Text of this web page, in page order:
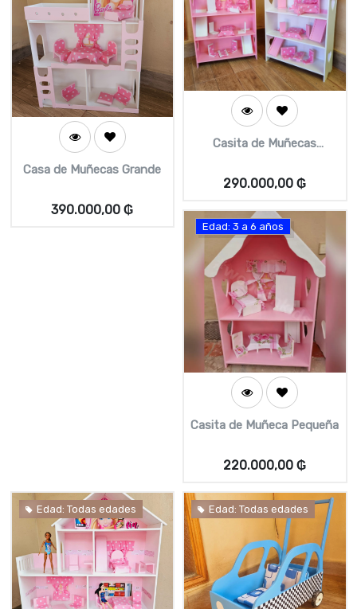
Casa de Muñecas Grande
390.000,00 ₲
Casita de Muñecas
290.000,00 ₲
Edad: 3 a 6 años
Casita de Muñeca Pequeña
220.000,00 ₲
Edad: Todas edades Edad: Todas edades